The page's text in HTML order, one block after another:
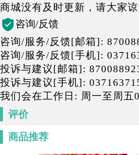
商城没有及时更新，请大家
咨询/反馈
咨询/服务/反馈[邮箱]:
咨询/服务/反馈[手机]:
投诉与建议[邮箱]:
投诉与建议[手机]:
我们会在工作日: 周一至周五
评价
商品推荐